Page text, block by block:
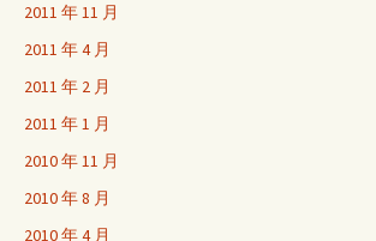
2011 年 11 月
2011 年 4 月
2011 年 2 月
2011 年 1 月
2010 年 11 月
2010 年 8 月
2010 年 4 月